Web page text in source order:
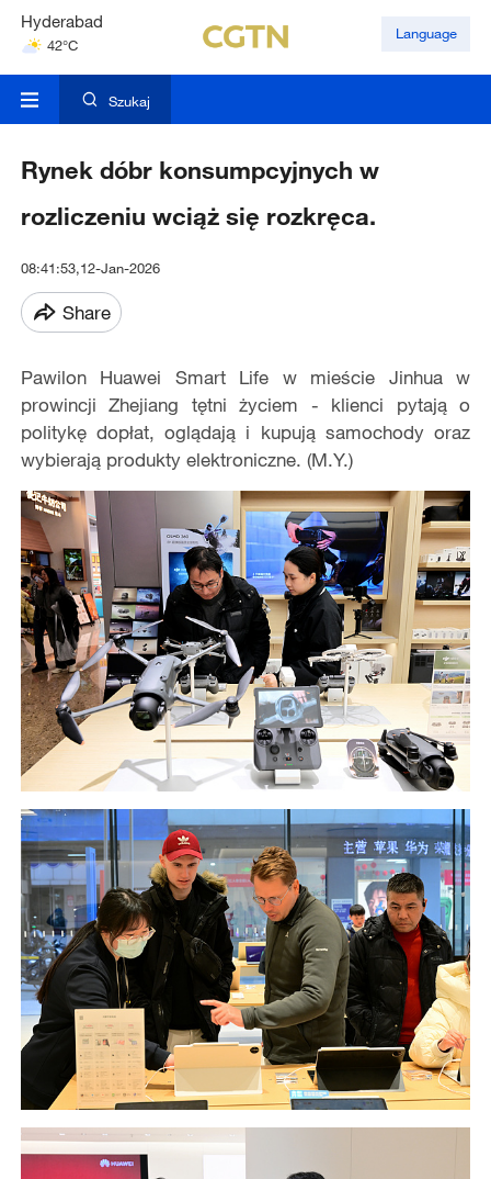
Hyderabad
42°C
Mumbai
Language
Szukaj
Rynek dóbr konsumpcyjnych w
rozliczeniu wciąż się rozkręca.
08:41:53,12-Jan-2026
Share
Pawilon Huawei Smart Life w mieście Jinhua w
prowincji Zhejiang tętni życiem - klienci pytają o
politykę dopłat, oglądają i kupują samochody oraz
wybierają produkty elektroniczne. (M.Y.)